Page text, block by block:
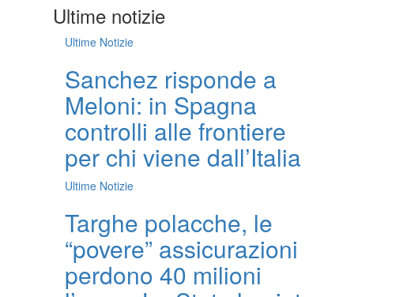
Ultime notizie
Ultime Notizie
Sanchez risponde a
Meloni: in Spagna
controlli alle frontiere
per chi viene dall’Italia
Ultime Notizie
Targhe polacche, le
“povere” assicurazioni
perdono 40 milioni